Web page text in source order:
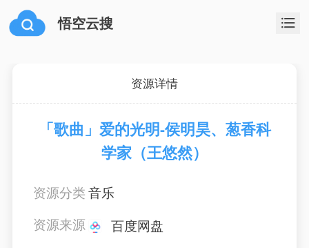
悟空云搜
资源详情
「歌曲」爱的光明-侯明昊、葱香科
学家（王悠然）
资源分类音乐
资源来源
百度网盘